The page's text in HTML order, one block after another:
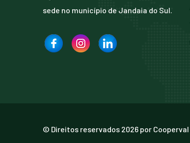
sede no município de Jandaia do Sul.
© Direitos reservados 2026 por Cooperval